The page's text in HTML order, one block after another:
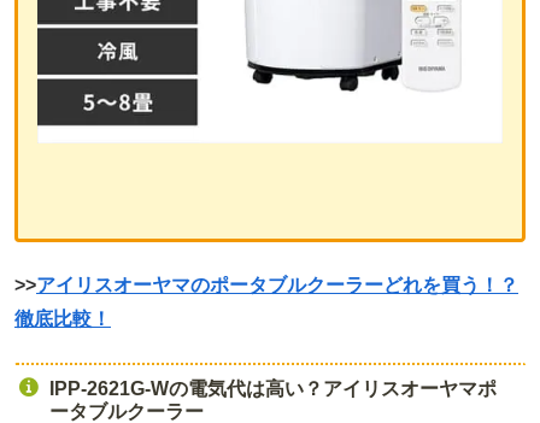
>>アイリスオーヤマのポータブルクーラーどれを買う！？
徹底比較！
IPP-2621G-Wの電気代は高い？アイリスオーヤマポ
ータブルクーラー